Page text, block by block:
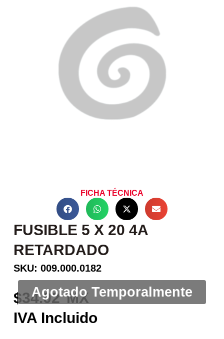
FICHA TÉCNICA
FUSIBLE 5 X 20 4A
RETARDADO
SKU: 009.000.0182
34.02